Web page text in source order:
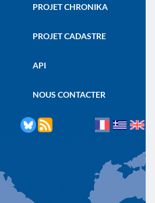
PROJET CHRONIKA
PROJET CADASTRE
API
NOUS CONTACTER